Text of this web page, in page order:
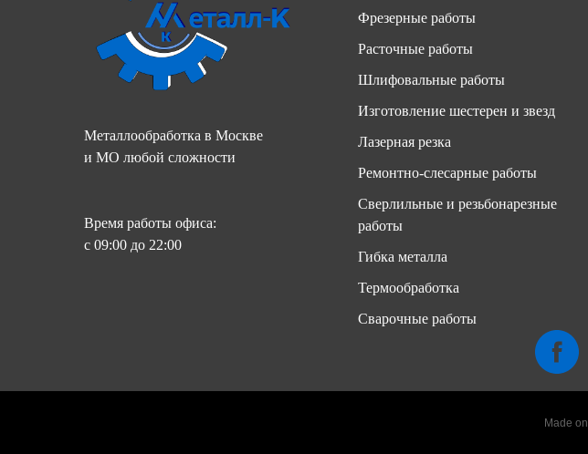
Металлообработка в Москве
и МО любой сложности
Время работы офиса:
с 09:00 до 22:00
Фрезерные работы
Расточные работы
Шлифовальные работы
Изготовление шестерен и звезд
Лазерная резка
Ремонтно-слесарные работы
Сверлильные и резьбонарезные
работы
Гибка металла
Термообработка
Сварочные работы
Made on